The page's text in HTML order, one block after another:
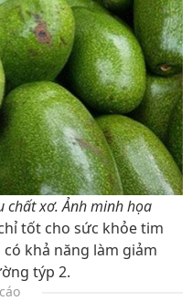
chất xơ. Ảnh minh họa
tốt cho sức khỏe tim
khả năng làm giảm
týp 2.